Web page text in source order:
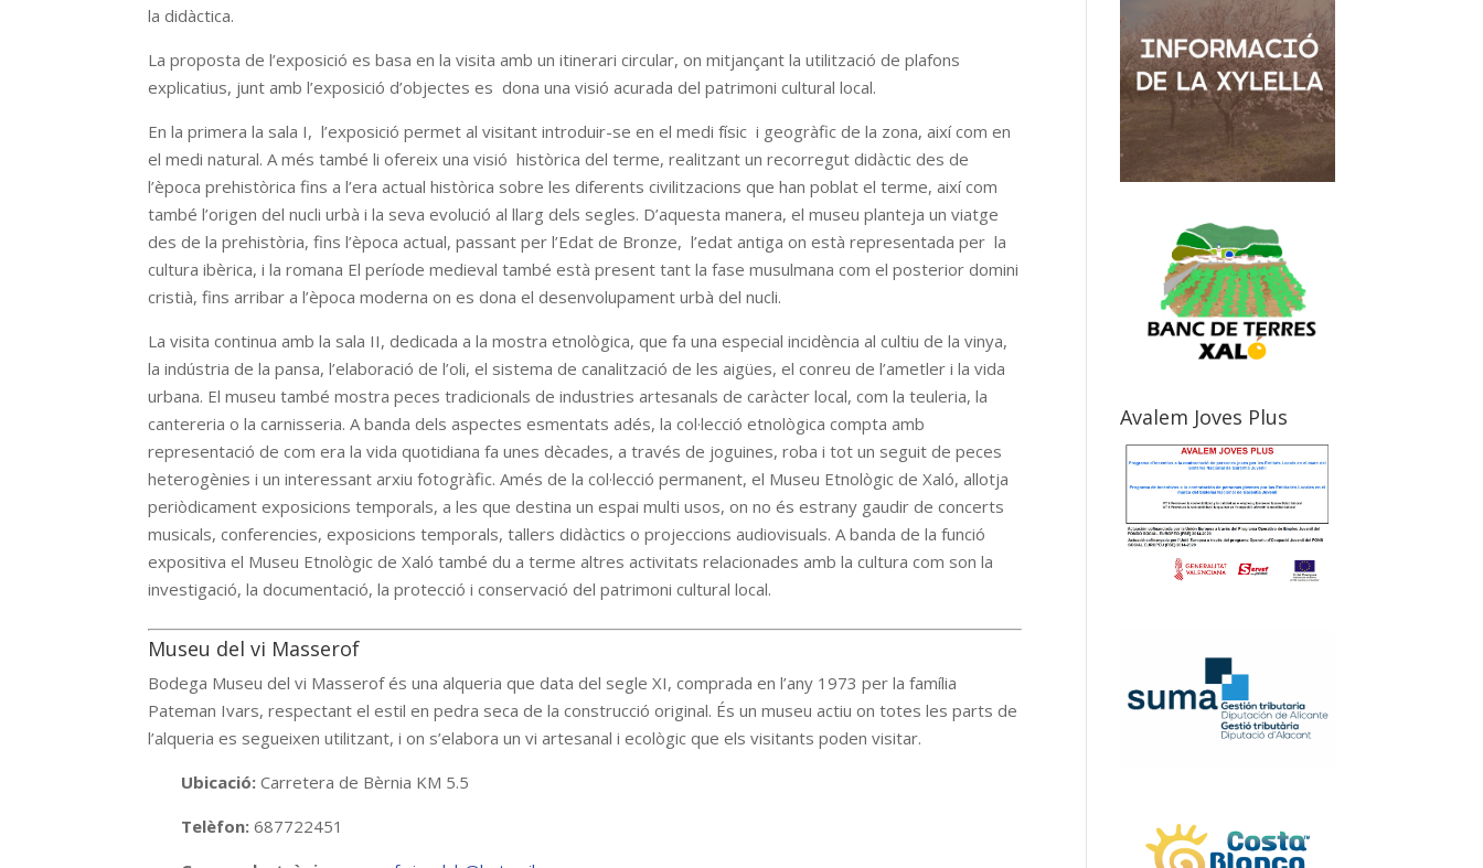
la didàctica.
La proposta de l’exposició es basa en la visita amb un itinerari circular, on mitjançant la utilització de plafons
explicatius, junt amb l’exposició d’objectes es dona una visió acurada del patrimoni cultural local.
En la primera la sala I, l’exposició permet al visitant introduir-se en el medi físic i geogràfic de la zona, així com en
el medi natural. A més també li ofereix una visió històrica del terme, realitzant un recorregut didàctic des de
l’època prehistòrica fins a l’era actual històrica sobre les diferents civilitzacions que han poblat el terme, així com
també l’origen del nucli urbà i la seva evolució al llarg dels segles. D’aquesta manera, el museu planteja un viatge
des de la prehistòria, fins l’època actual, passant per l’Edat de Bronze, l’edat antiga on està representada per la
cultura ibèrica, i la romana El període medieval també està present tant la fase musulmana com el posterior domini
cristià, fins arribar a l’època moderna on es dona el desenvolupament urbà del nucli.
La visita continua amb la sala II, dedicada a la mostra etnològica, que fa una especial incidència al cultiu de la vinya,
la indústria de la pansa, l’elaboració de l’oli, el sistema de canalització de les aigües, el conreu de l’ametler i la vida
urbana. El museu també mostra peces tradicionals de industries artesanals de caràcter local, com la teuleria, la
cantereria o la carnisseria. A banda dels aspectes esmentats adés, la col·lecció etnològica compta amb
representació de com era la vida quotidiana fa unes dècades, a través de joguines, roba i tot un seguit de peces
heterogènies i un interessant arxiu fotogràfic. Amés de la col·lecció permanent, el Museu Etnològic de Xaló, allotja
periòdicament exposicions temporals, a les que destina un espai multi usos, on no és estrany gaudir de concerts
musicals, conferencies, exposicions temporals, tallers didàctics o projeccions audiovisuals. A banda de la funció
expositiva el Museu Etnològic de Xaló també du a terme altres activitats relacionades amb la cultura com son la
investigació, la documentació, la protecció i conservació del patrimoni cultural local.
Museu del vi Masserof
Bodega Museu del vi Masserof és una alqueria que data del segle XI, comprada en l’any 1973 per la família
Pateman Ivars, respectant el estil en pedra seca de la construcció original. És un museu actiu on totes les parts de
l’alqueria es segueixen utilitzant, i on s’elabora un vi artesanal i ecològic que els visitants poden visitar.
Ubicació: Carretera de Bèrnia KM 5.5
Telèfon: 687722451
Avalem Joves Plus